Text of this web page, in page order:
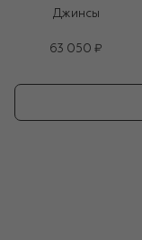
Джинсы
63 050 ₽